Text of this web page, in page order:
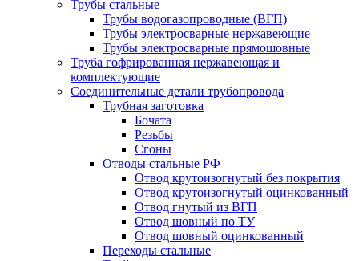
Трубы стальные
Трубы водогазопроводные (ВГП)
Трубы электросварные нержавеющие
Трубы электросварные прямошовные
Труба гофрированная нержавеющая и
комплектующие
Соединительные детали трубопровода
Трубная заготовка
Бочата
Резьбы
Сгоны
Отводы стальные РФ
Отвод крутоизогнутый без покрытия
Отвод крутоизогнутый оцинкованный
Отвод гнутый из ВГП
Отвод шовный по ТУ
Отвод шовный оцинкованный
Переходы стальные